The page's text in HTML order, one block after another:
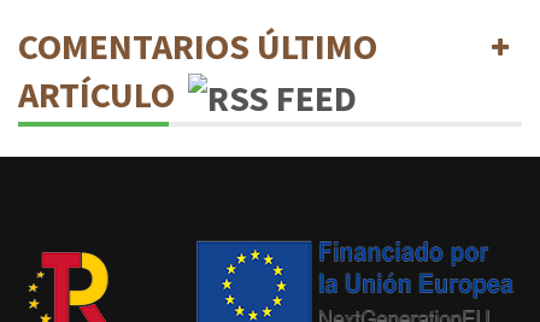
COMENTARIOS ÚLTIMO
ARTÍCULO